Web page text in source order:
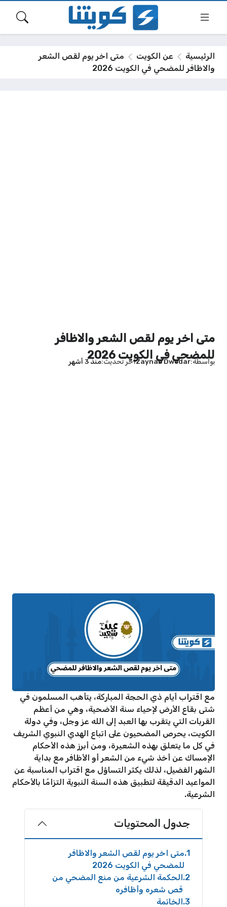
الرئيسية عن الكويت
متى اخر يوم لقص الشعر
والاظافر للمضحي في الكويت 2026
متى اخر يوم لقص الشعر والاظافر
للمضحي في الكويت 2026
بواسطة Zaynab Dwedarآخر تحديث منذ 3 أشهر
مع اقتراب أيام ذي الحجة المباركة، يتأهب المسلمون في
شتى بقاع الأرض لإحياء سنة الأضحية، وهي من أعظم
القربات التي يتقرب بها العبد إلى الله عز وجل، وفي دولة
الكويت، يحرص المضحيون على اتباع الهدي النبوي الشريف
في كل ما يتعلق بهذه الشعيرة، ومن أبرز هذه الأحكام
الإمساك عن أخذ شيء من الشعر أو الأظافر مع بداية
الشهر الفضيل، لذلك يكثر التساؤل مع اقتراب المناسبة عن
المواعيد الدقيقة لتطبيق هذه السنة النبوية التزامًا بالأحكام
الشرعية.
جدول المحتويات
1 متى اخر يوم لقص الشعر والاظافر
للمضحي في الكويت 2026
2 الحكمة الشرعية من منع المضحي من
قص شعره وأظافره
3 الخاتمة